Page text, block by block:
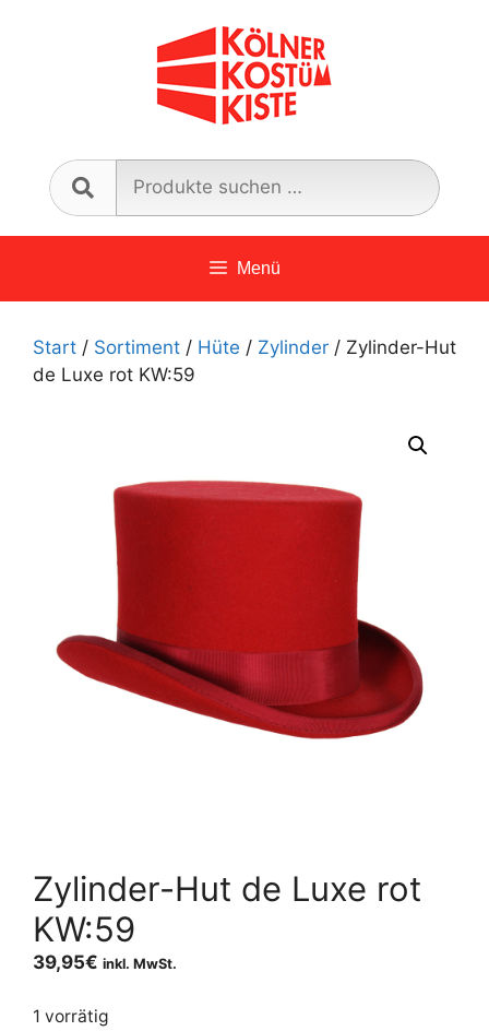
nach:
Menü
Start / Sortiment / Hüte / Zylinder / Zylinder-Hut
de Luxe rot KW:59
Zylinder-Hut de Luxe rot
KW:59
39,95€ inkl. MwSt.
1 vorrätig